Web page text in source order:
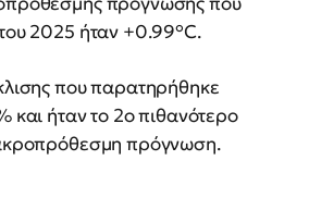
2025 ήταν +0.99°C.
που παρατηρήθηκε
και ήταν το 2ο πιθανότερο
πρόγνωση.